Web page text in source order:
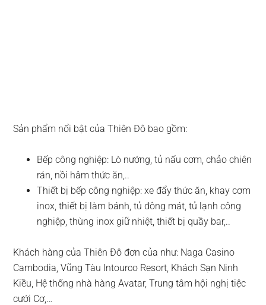
Sản phẩm nổi bật của Thiên Đô bao gồm:
Bếp công nghiệp: Lò nướng, tủ nấu cơm, chảo chiên
rán, nồi hâm thức ăn,..
Thiết bị bếp công nghiệp: xe đẩy thức ăn, khay cơm
inox, thiết bị làm bánh, tủ đông mát, tủ lạnh công
nghiệp, thùng inox giữ nhiệt, thiết bị quầy bar,..
Khách hàng của Thiên Đô đơn của như: Naga Casino
Cambodia, Vũng Tàu Intourco Resort, Khách Sạn Ninh
Kiều, Hệ thống nhà hàng Avatar, Trung tâm hội nghị tiệc
cưới Cơ,…